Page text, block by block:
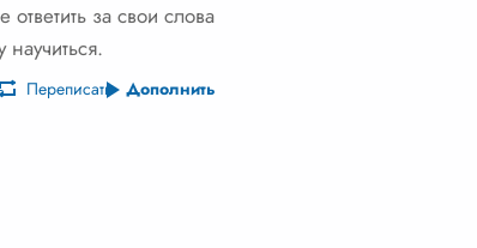
за свои слова
Переписать Дополнить